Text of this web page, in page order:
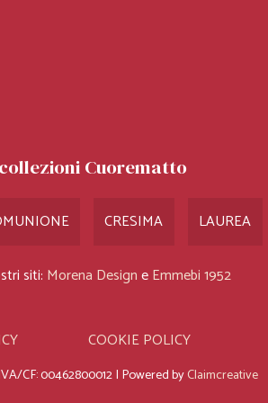
Cuorematto
CRESIMA LAUREA
siti: Morena DesigneEmmebi 1952
COOKIE POLICY
CF: 00462800012 | Powered byClaimcreative